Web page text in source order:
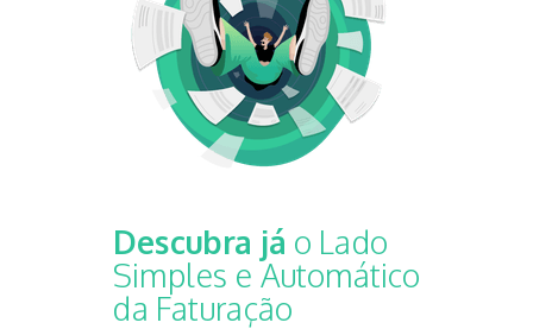
Descubra já o Lado
Simples e Automático
da Faturação